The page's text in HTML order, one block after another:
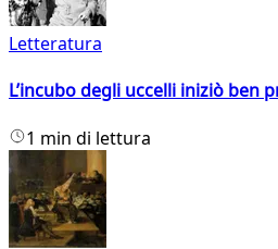
Letteratura
L’incubo degli uccelli iniziò ben
1 min di lettura